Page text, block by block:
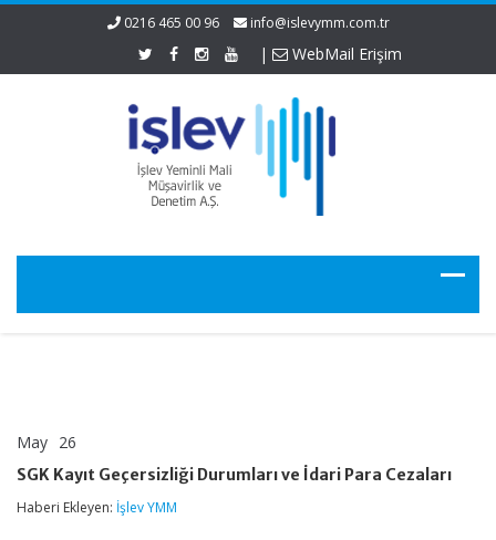
0216 465 00 96 info@islevymm.com.tr
| WebMail Erişim
May 26
Geçersizliği
Durumları
ve
SGK Kayıt Geçersizliği Durumları ve İdari Para Cezaları
Haberi Ekleyen: İşlev YMM